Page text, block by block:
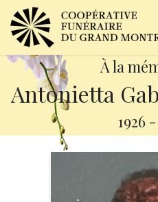
À la
Antonietta
1926 -